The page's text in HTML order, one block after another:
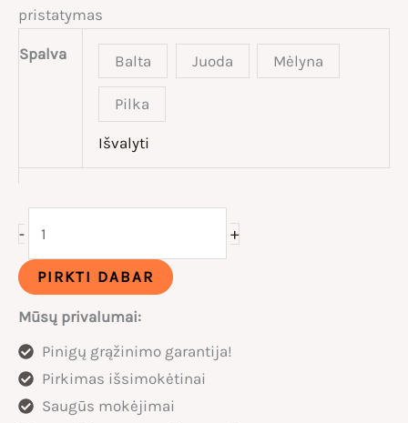
was:
1399,00 €.
pristatymas
Spalva Balta Juoda Mėlyna
Pilka
Išvalyti
-
Samebike
Plus
elektrinis
dviratis
+
PIRKTI DABAR
Mūsų privalumai:
Pinigų grąžinimo garantija!
Pirkimas išsimokėtinai
Saugūs mokėjimai